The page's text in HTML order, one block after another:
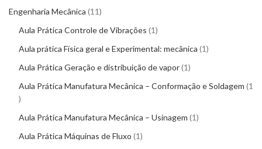
Engenharia Mecânica 11
Aula Prática Controle de Vibrações 1
Aula prática Física geral e Experimental: mecânica 1
Aula Prática Geração e distribuição de vapor 1
Aula Prática Manufatura Mecânica – Conformação e Soldagem 1
Aula Prática Manufatura Mecânica – Usinagem 1
Aula Prática Máquinas de Fluxo 1